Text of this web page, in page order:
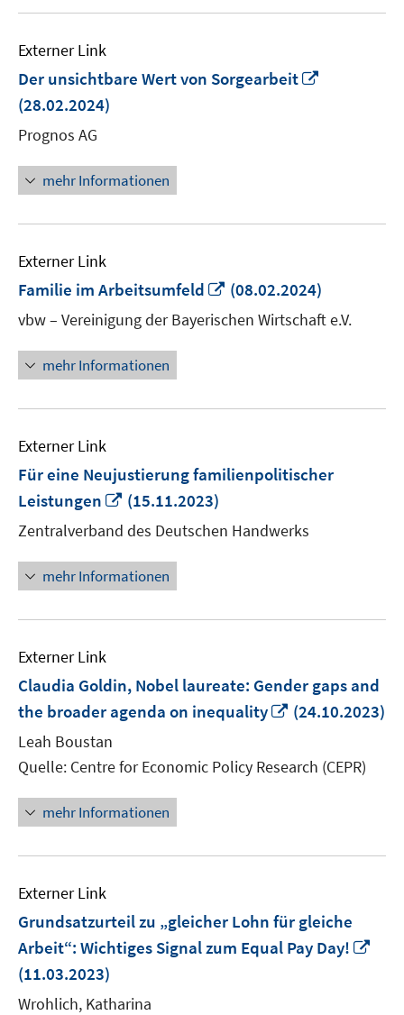
Externer Link
Der unsichtbare Wert von Sorgearbeit
(28.02.2024)
Prognos AG
mehr Informationen
Externer Link
Familie im Arbeitsumfeld
In
neuem
Fenster
(08.02.2024)
vbw – Vereinigung der Bayerischen Wirtschaft e.V.
mehr Informationen
Externer Link
Für eine Neujustierung familienpolitischer
Leistungen
In
neuem
Fenster
öffnen
(15.11.2023)
Zentralverband des Deutschen Handwerks
mehr Informationen
Externer Link
Claudia Goldin, Nobel laureate: Gender gaps and
the broader agenda on inequality
In
öffnen
(24.10.2023)
Leah Boustan
Quelle: Centre for Economic Policy Research (CEPR)
mehr Informationen
Externer Link
Grundsatzurteil zu „gleicher Lohn für gleiche
Arbeit“: Wichtiges Signal zum Equal Pay Day!
(11.03.2023)
Wrohlich, Katharina